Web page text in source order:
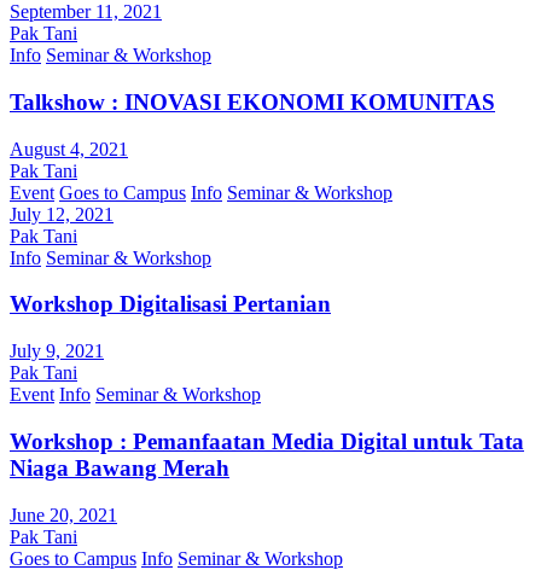
September 11, 2021
Pak Tani
Info Seminar & Workshop
Talkshow : INOVASI EKONOMI KOMUNITAS
August 4, 2021
Pak Tani
Event Goes to Campus Info Seminar & Workshop
July 12, 2021
Pak Tani
Info Seminar & Workshop
Workshop Digitalisasi Pertanian
July 9, 2021
Pak Tani
Event Info Seminar & Workshop
Workshop : Pemanfaatan Media Digital untuk Tata
Niaga Bawang Merah
June 20, 2021
Pak Tani
Goes to Campus Info Seminar & Workshop